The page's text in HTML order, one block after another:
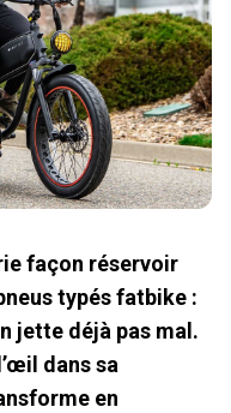
façon réservoir
typés fatbike :
jette déjà pas mal.
dans sa
en